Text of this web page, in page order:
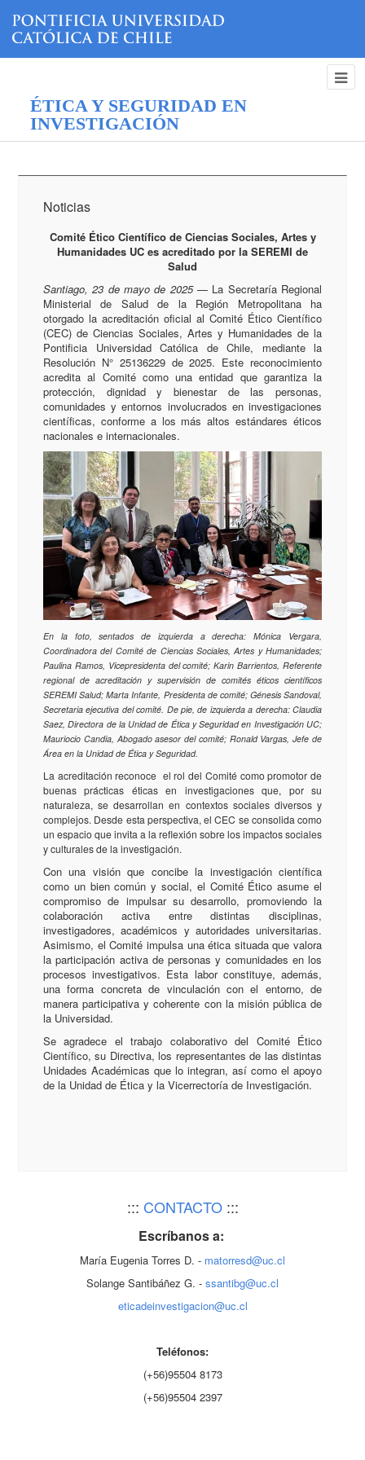
ÉTICA Y SEGURIDAD EN
INVESTIGACIÓN
Noticias
Comité Ético Científico de Ciencias Sociales, Artes y
Humanidades UC es acreditado por la SEREMI de
Salud
Santiago, 23 de mayo de 2025— La Secretaría Regional
Ministerial de Salud de la Región Metropolitana ha
otorgado la acreditación oficial al Comité Ético Científico
(CEC) de Ciencias Sociales, Artes y Humanidades de la
Pontificia Universidad Católica de Chile, mediante la
Resolución N° 25136229 de 2025. Este reconocimiento
acredita al Comité como una entidad que garantiza la
protección, dignidad y bienestar de las personas,
comunidades y entornos involucrados en investigaciones
científicas, conforme a los más altos estándares éticos
nacionales e internacionales.
En la foto, sentados de izquierda a derecha: Mónica Vergara,
Coordinadora del Comité de Ciencias Sociales, Artes y Humanidades;
Paulina Ramos, Vicepresidenta del comité; Karin Barrientos, Referente
regional de acreditación y supervisión de comités éticos científicos
SEREMI Salud; Marta Infante, Presidenta de comité; Génesis Sandoval,
Secretaria ejecutiva del comité. De pie, de izquierda a derecha: Claudia
Saez, Directora de la Unidad de Ética y Seguridad en Investigación UC;
Mauriocio Candia, Abogado asesor del comité; Ronald Vargas, Jefe de
Área en la Unidad de Ética y Seguridad.
La acreditación reconoce el rol del Comité como promotor de
buenas prácticas éticas en investigaciones que, por su
naturaleza, se desarrollan en contextos sociales diversos y
complejos. Desde esta perspectiva, el CEC se consolida como
un espacio que invita a la reflexión sobre los impactos sociales
y culturales de la investigación.
Con una visión que concibe la investigación científica
como un bien común y social, el Comité Ético asume el
compromiso de impulsar su desarrollo, promoviendo la
colaboración activa entre distintas disciplinas,
investigadores, académicos y autoridades universitarias.
Asimismo, el Comité impulsa una ética situada que valora
la participación activa de personas y comunidades en los
procesos investigativos. Esta labor constituye, además,
una forma concreta de vinculación con el entorno, de
manera participativa y coherente con la misión pública de
la Universidad.
Se agradece el trabajo colaborativo del Comité Ético
Científico, su Directiva, los representantes de las distintas
Unidades Académicas que lo integran, así como el apoyo
de la Unidad de Ética y la Vicerrectoría de Investigación.
::: CONTACTO:::
Escríbanos a:
María Eugenia Torres D. - matorresd@uc.cl
Solange Santibáñez G. - ssantibg@uc.cl
eticadeinvestigacion@uc.cl
Teléfonos:
(+56)95504 8173
(+56)95504 2397